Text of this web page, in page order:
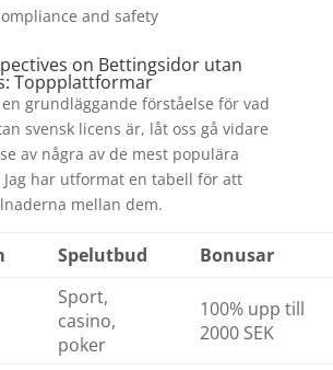
and safety
on Bettingsidor utan
Toppplattformar
grundläggande förståelse för vad
svensk licens är, låt oss gå vidare
av några av de mest populära
har utformat en tabell för att
mellan dem.
Spelutbud Bonusar
Sport,
casino,
poker
100% upp till
2000 SEK